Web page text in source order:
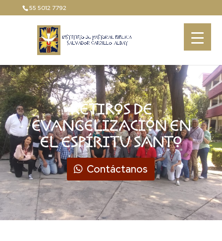
55 5012 7792
RETIROS DE
EVANGELIZACIÓN EN
EL ESPÍRITU SANTO
Contáctanos